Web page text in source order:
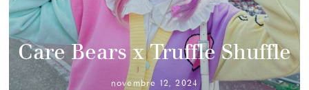
Care Bears x Truffle Shuffle
novembre 12, 2024